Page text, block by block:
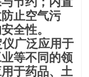
止空气污
全性。
广泛应用于
等不同的领
于药品、土